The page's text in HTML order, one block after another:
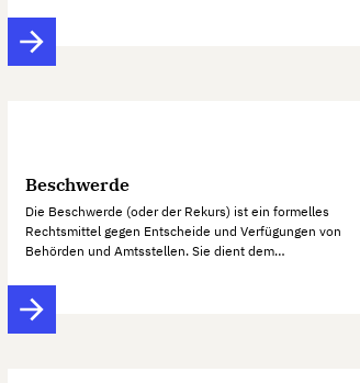
Beschwerde
Die Beschwerde (oder der Rekurs) ist ein formelles
Rechtsmittel gegen Entscheide und Verfügungen von
Behörden und Amtsstellen. Sie dient dem…